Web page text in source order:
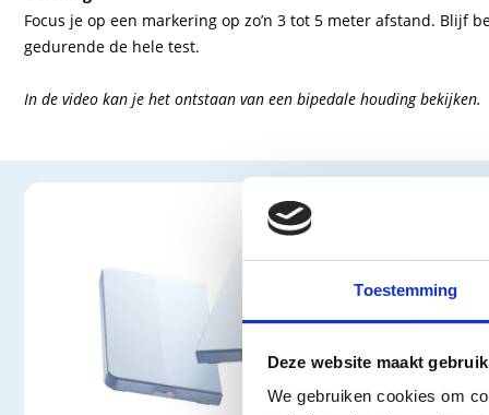
Toestemming
Deze website maakt
We gebruiken cookies om
Focus je op een markering op zo’n 3 tot 5 meter afstand. Blijf
gedurende de hele test.
In de video kan je het ontstaan van een bipedale houding bekijken.
Een
kan
met de
Een